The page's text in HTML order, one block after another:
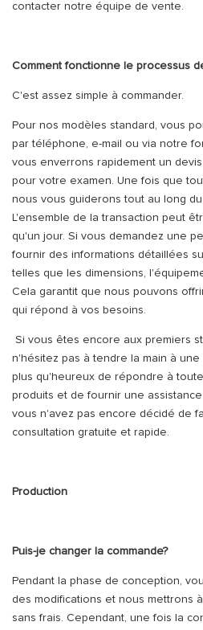
contacter notre équipe de vente.
Comment fonctionne le processus
C'est assez simple à commander.
Pour nos modèles standard, vous
par téléphone, e-mail ou via notre
vous enverrons rapidement un
pour votre examen. Une fois que
nous vous guiderons tout au long
L'ensemble de la transaction peut
qu'un jour. Si vous demandez une
fournir des informations détaillées
telles que les dimensions,
Cela garantit que nous pouvons
qui répond à vos besoins.
Si vous êtes encore aux premiers
n'hésitez pas à tendre la main à
plus qu'heureux de répondre à
produits et de fournir une
vous n'avez pas encore décidé de
consultation gratuite et rapide.
Production
Puis-je changer la commande?
Pendant la phase de conception,
des modifications et nous mettrons
sans frais. Cependant, une fois la